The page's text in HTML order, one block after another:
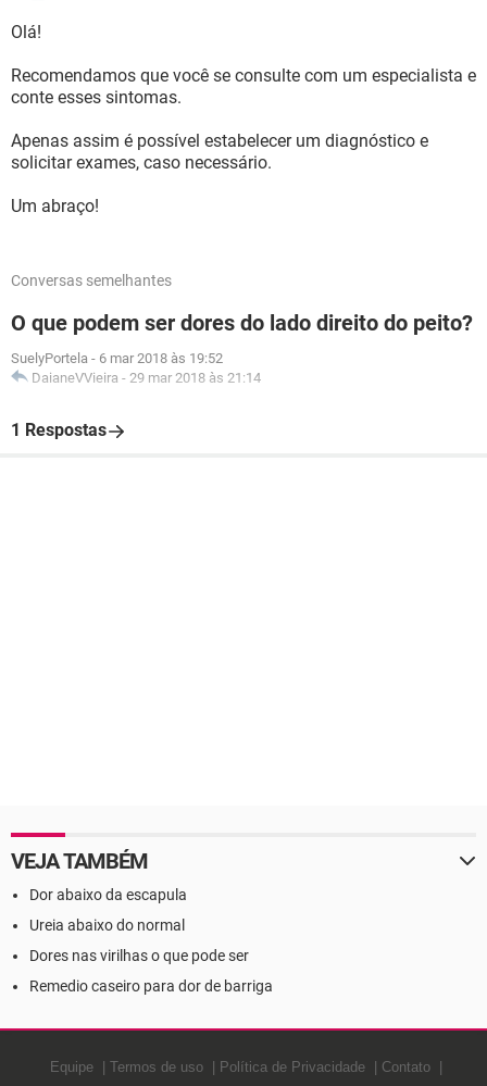
Olá!
Recomendamos que você se consulte com um especialista e
conte esses sintomas.
Apenas assim é possível estabelecer um diagnóstico e
solicitar exames, caso necessário.
Um abraço!
Conversas semelhantes
O que podem ser dores do lado direito do peito?
SuelyPortela - 6 mar 2018 às 19:52
DaianeVVieira - 29 mar 2018 às 21:14
1 Respostas
VEJA TAMBÉM
Dor abaixo da escapula
Ureia abaixo do normal
Dores nas virilhas o que pode ser
Remedio caseiro para dor de barriga
Equipe Termos de uso Política de Privacidade Contato